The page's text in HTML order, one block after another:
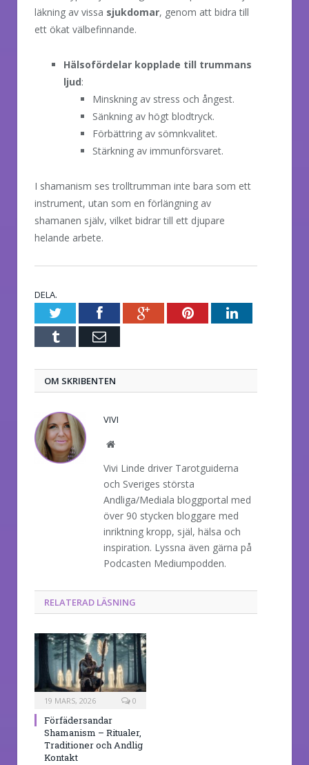
läkning av vissa sjukdomar, genom att bidra till
ett ökat välbefinnande.
Hälsofördelar kopplade till trummans
ljud:
Minskning av stress och ångest.
Sänkning av högt blodtryck.
Förbättring av sömnkvalitet.
Stärkning av immunförsvaret.
I shamanism ses trolltrumman inte bara som ett
instrument, utan som en förlängning av
shamanen själv, vilket bidrar till ett djupare
helande arbete.
DELA.
TwitterFacebookGoogle+PinterestLinkedIn
Tumblr E-
OM SKRIBENTEN
VIVI
Website
Vivi Linde driver Tarotguiderna
och Sveriges största
Andliga/Mediala bloggportal med
över 90 stycken bloggare med
inriktning kropp, själ, hälsa och
inspiration. Lyssna även gärna på
Podcasten Mediumpodden.
RELATERAD LÄSNING
19 MARS, 2026 0
Förfädersandar
Shamanism – Ritualer,
Traditioner och Andlig
Kontakt